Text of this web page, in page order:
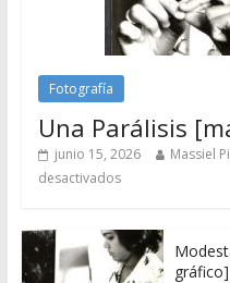
Fotografía
Una Parálisis
junio 15, 2026 Massiel
desactivados
gráfico]